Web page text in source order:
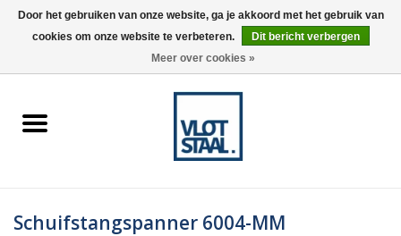
0 Artikelen - €0,00
spanners
Schuifstangspanner 6004-MM
Door het gebruiken van onze website, ga je akkoord met het gebruik van
cookies om onze website te verbeteren.
Dit bericht verbergen
Meer over cookies »